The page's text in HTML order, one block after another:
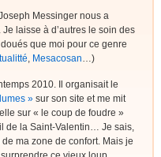
Messinger nous a
laisse à d’autres le soin des
que moi pour ce genre
, Mesacosan…)
2010. Il organisait le
»sur son site et me mit
sur « le coup de foudre »
de la Saint-Valentin… Je sais,
ma zone de confort. Mais je